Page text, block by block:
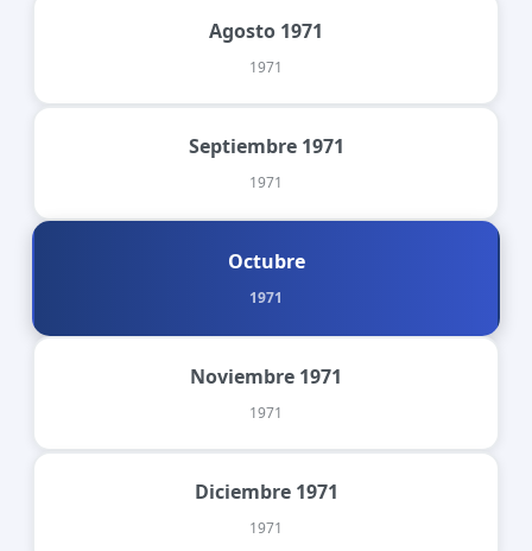
Agosto 1971
1971
Septiembre 1971
1971
Octubre
1971
Noviembre 1971
1971
Diciembre 1971
1971